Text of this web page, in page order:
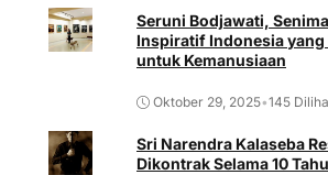
Seruni Bodjawati,
Inspiratif Indonesia yang
untuk Kemanusiaan
Oktober 29, 2025•145
Sri Narendra Kalaseba
Dikontrak Selama 10